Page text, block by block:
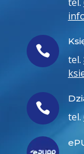

tel.

tel.